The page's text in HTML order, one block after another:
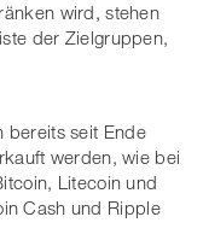
wird, stehen
der Zielgruppen,
bereits seit Ende
werden, wie bei
Litecoin und
Cash und Ripple